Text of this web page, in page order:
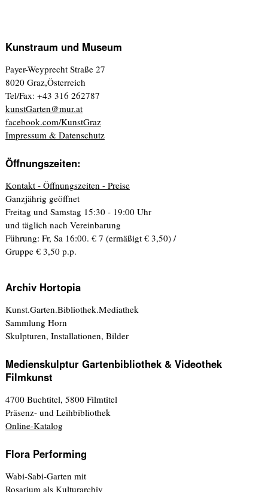
Kunstraum und Museum
Payer-Weyprecht Straße 27
8020 Graz,Österreich
Tel/Fax: +43 316 262787
kunstGarten@mur.at
facebook.com/KunstGraz
Impressum & Datenschutz
Öffnungszeiten:
Kontakt - Öffnungszeiten - Preise
Ganzjährig geöffnet
Freitag und Samstag 15:30 - 19:00 Uhr
und täglich nach Vereinbarung
Führung: Fr, Sa 16:00. € 7 (ermäßigt € 3,50) /
Gruppe € 3,50 p.p.
Archiv Hortopia
Kunst.Garten.Bibliothek.Mediathek
Sammlung Horn
Skulpturen, Installationen, Bilder
Medienskulptur Gartenbibliothek & Videothek
Filmkunst
4700 Buchtitel, 5800 Filmtitel
Präsenz- und Leihbibliothek
Online-Katalog
Flora Performing
Wabi-Sabi-Garten mit
Rosarium als Kulturarchiv